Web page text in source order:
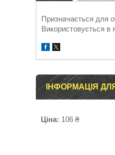
Призначається для
Використовується в
ІНФОРМАЦІЯ
Ціна: 106 ₴